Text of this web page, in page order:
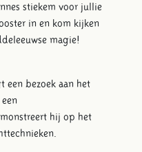
stiekem voor jullie
in en kom kijken
magie!
een bezoek aan het
hij op het